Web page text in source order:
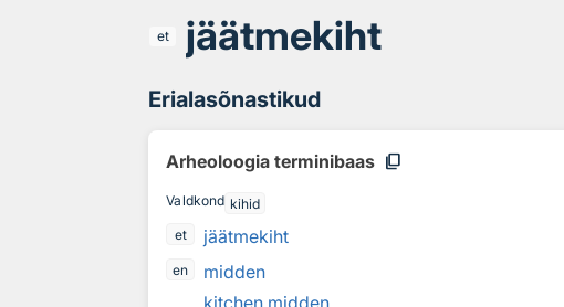
et jäätmekiht
Erialasõnastikud
Arheoloogia terminibaas content_copy
Valdkond kihid
et
jäätmekiht
en
midden
kitchen midden